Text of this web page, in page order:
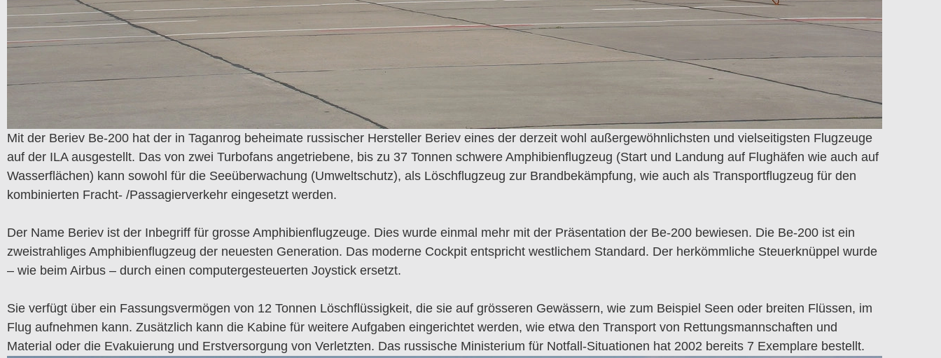
Mit der Beriev Be-200 hat der in Taganrog beheimate russischer Hersteller Beriev eines der derzeit wohl außergewöhnlichsten und vielseitigsten Flugzeuge
auf der ILA ausgestellt. Das von zwei Turbofans angetriebene, bis zu 37 Tonnen schwere Amphibienflugzeug (Start und Landung auf Flughäfen wie auch auf
Wasserflächen) kann sowohl für die Seeüberwachung (Umweltschutz), als Löschflugzeug zur Brandbekämpfung, wie auch als Transportflugzeug für den
kombinierten Fracht- /Passagierverkehr eingesetzt werden.
Der Name Beriev ist der Inbegriff für grosse Amphibienflugzeuge. Dies wurde einmal mehr mit der Präsentation der Be-200 bewiesen. Die Be-200 ist ein
zweistrahliges Amphibienflugzeug der neuesten Generation. Das moderne Cockpit entspricht westlichem Standard. Der herkömmliche Steuerknüppel wurde
– wie beim Airbus – durch einen computergesteuerten Joystick ersetzt.
Sie verfügt über ein Fassungsvermögen von 12 Tonnen Löschflüssigkeit, die sie auf grösseren Gewässern, wie zum Beispiel Seen oder breiten Flüssen, im
Flug aufnehmen kann. Zusätzlich kann die Kabine für weitere Aufgaben eingerichtet werden, wie etwa den Transport von Rettungsmannschaften und
Material oder die Evakuierung und Erstversorgung von Verletzten. Das russische Ministerium für Notfall-Situationen hat 2002 bereits 7 Exemplare bestellt.